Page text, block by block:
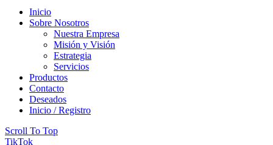
Inicio
Sobre Nosotros
Nuestra Empresa
Misión y Visión
Estrategia
Servicios
Productos
Contacto
Deseados
Inicio / Registro
Scroll To Top
TikTok